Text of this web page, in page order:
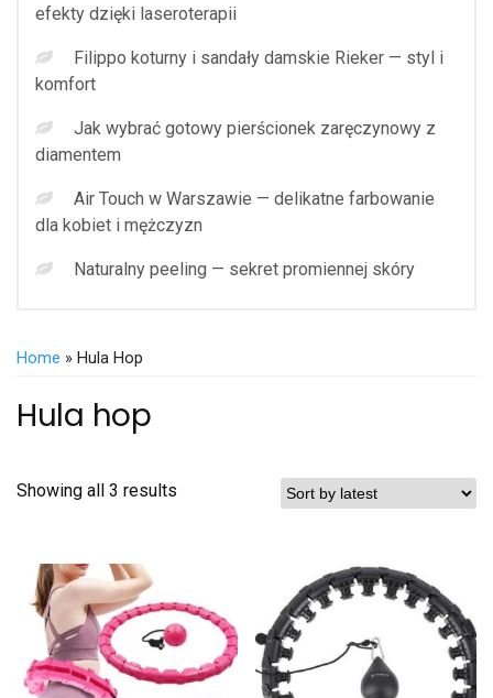
efekty dzięki laseroterapii
Filippo koturny i sandały damskie Rieker — styl i
komfort
Jak wybrać gotowy pierścionek zaręczynowy z
diamentem
Air Touch w Warszawie — delikatne farbowanie
dla kobiet i mężczyzn
Naturalny peeling — sekret promiennej skóry
Home » Hula Hop
Hula hop
Showing all 3 results